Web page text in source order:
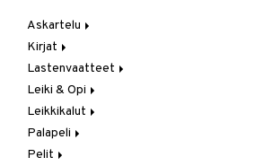
Askartelu
Askartelumateriaalit
Askartelusetti
Helmet
Koulutarvikkeet
Muovailuvaha
Piirrä ja maalaa
Kirjat
Askartelukirjat
Maalauskirjat
Päiväkirjat
Lastenvaatteet
Alaosat
Leggingsit
Alusvaatteet & Sukat
Kengät
Mekot
Leiki & Opi
Opetuslelut
Oppimispelit
Soittimet
Leikkikalut
Ajoneuvot
Autoradat
Eläimet
Palapeli
1000 palaa
Pelit